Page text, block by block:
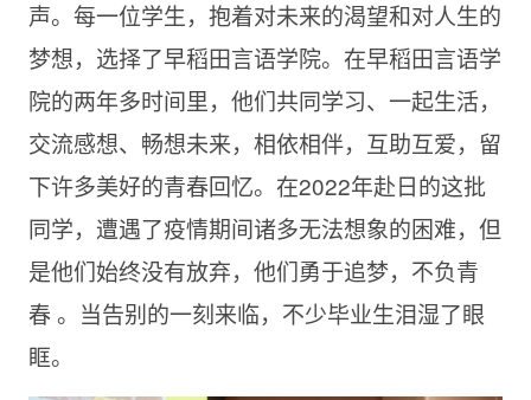
声。每一位学生，抱着对未来的渴望和对人生的
梦想，选择了早稻田言语学院。在早稻田言语学
院的两年多时间里，他们共同学习、一起生活，
交流感想、畅想未来，相依相伴，互助互爱，留
下许多美好的青春回忆。在2022年赴日的这批
同学，遭遇了疫情期间诸多无法想象的困难，但
是他们始终没有放弃，他们勇于追梦，不负青
春 。当告别的一刻来临，不少毕业生泪湿了眼
眶。